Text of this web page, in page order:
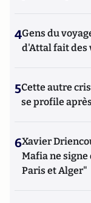
4Gens du
d'Attal fait des
5Cette autre
se profile
6Xavier
Mafia ne
Paris et Alger"